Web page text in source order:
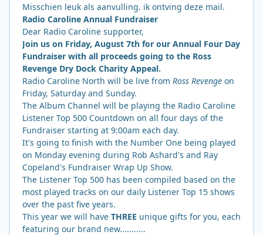
Misschien leuk als aanvulling. ik ontving deze mail.
Radio Caroline Annual Fundraiser
Dear Radio Caroline supporter,
Join us on Friday, August 7th for our Annual Four Day
Fundraiser with all proceeds going to the Ross
Revenge Dry Dock Charity Appeal.
Radio Caroline North will be live from Ross Revenge on
Friday, Saturday and Sunday.
The Album Channel will be playing the Radio Caroline
Listener Top 500 Countdown on all four days of the
Fundraiser starting at 9:00am each day.
It's going to finish with the Number One being played
on Monday evening during Rob Ashard's and Ray
Copeland's Fundraiser Wrap Up Show.
The Listener Top 500 has been compiled based on the
most played tracks on our daily Listener Top 15 shows
over the past five years.
This year we will have THREE unique gifts for you, each
featuring our brand new...........